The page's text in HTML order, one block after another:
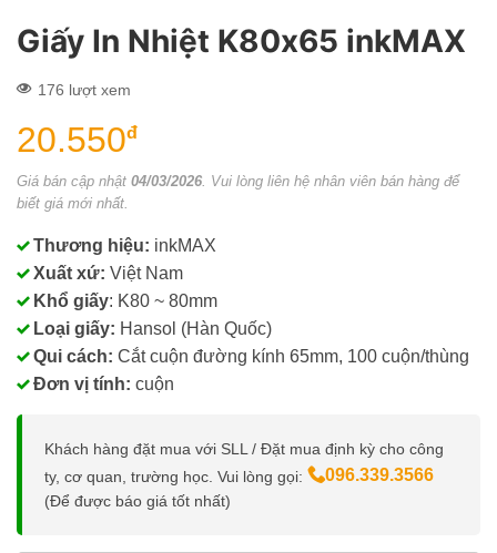
Giấy In Nhiệt K80x65 inkMAX
176 lượt xem
20.550đ
Giá bán cập nhật 04/03/2026 . Vui lòng liên hệ nhân viên bán hàng để
biết giá mới nhất.
Thương hiệu: inkMAX
Xuất xứ: Việt Nam
Khổ giấy: K80 ~ 80mm
Loại giấy: Hansol (Hàn Quốc)
Qui cách: Cắt cuộn đường kính 65mm, 100 cuộn/thùng
Đơn vị tính: cuộn
Khách hàng đặt mua với SLL / Đặt mua định kỳ cho công
ty, cơ quan, trường học. Vui lòng gọi:
096.339.3566
(Để được báo giá tốt nhất)